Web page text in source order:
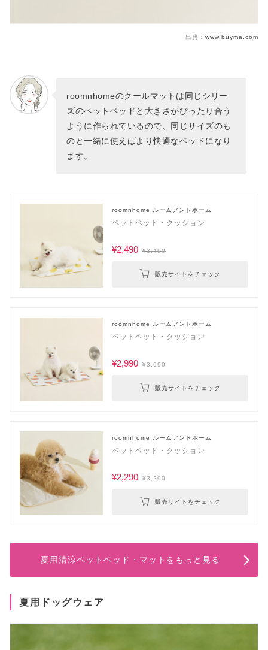
出典： www.buyma.com
roomnhomeのクールマットは同じシリー
ズのペットベッドと大きさがぴったり合う
ように作られているので、同じサイズのも
のと一緒に使えばより快適なベッドになり
ます。
roomnhome ルームアンドホーム
ペットベッド・クッション
¥2,490 ¥3,490
販売サイトをチェック
roomnhome ルームアンドホーム
ペットベッド・クッション
¥2,990 ¥3,990
販売サイトをチェック
roomnhome ルームアンドホーム
ペットベッド・クッション
¥2,290 ¥3,290
販売サイトをチェック
夏用清涼ペットベッド・マットをもっと見る
夏用ドッグウェア